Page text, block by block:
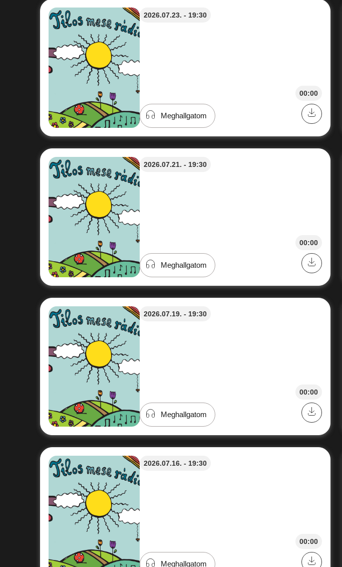
2026.07.23. - 19:30
00:00
Meghallgatom
2026.07.21. - 19:30
00:00
Meghallgatom
2026.07.19. - 19:30
00:00
Meghallgatom
2026.07.16. - 19:30
00:00
Meghallgatom